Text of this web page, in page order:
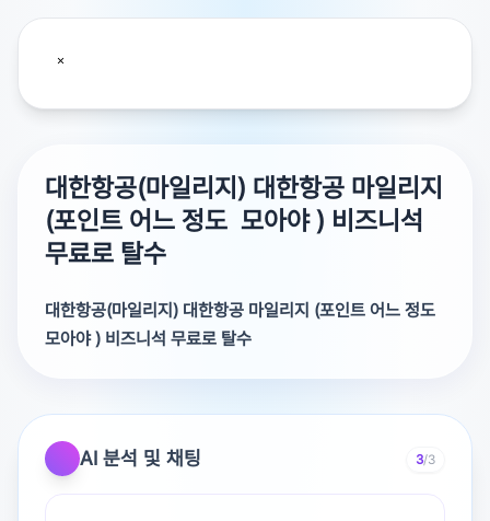
대한항공(마일리지) 대한항공 마일리지
(포인트 어느 정도 모아야 ) 비즈니석
무료로 탈수
대한항공(마일리지) 대한항공 마일리지 (포인트 어느 정도
모아야 ) 비즈니석 무료로 탈수
AI 분석 및 채팅 3/3